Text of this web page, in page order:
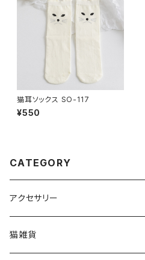
猫耳ソックス SO-117
¥550
CATEGORY
アクセサリー
猫アクセサリー
猫雑貨